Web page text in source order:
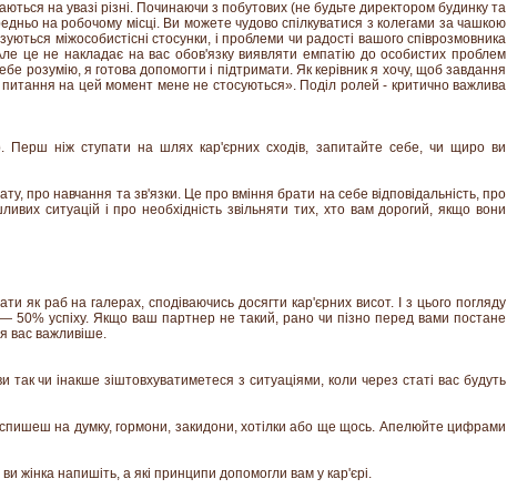
на увазі різні. Починаючи з побутових (не будьте директором будинку та
на робочому місці. Ви можете чудово спілкуватися з колегами за чашкою
міжособистісні стосунки, і проблеми чи радості вашого співрозмовника
це не накладає на вас обов'язку виявляти емпатію до особистих проблем
розумію, я готова допомогти і підтримати. Як керівник я хочу, щоб завдання
питання на цей момент мене не стосуються». Поділ ролей - критично важлива
Перш ніж ступати на шлях кар'єрних сходів, запитайте себе, чи щиро ви
про навчання та зв'язки. Це про вміння брати на себе відповідальність, про
ситуацій і про необхідність звільняти тих, хто вам дорогий, якщо вони
як раб на галерах, сподіваючись досягти кар'єрних висот. І з цього погляду
50% успіху. Якщо ваш партнер не такий, рано чи пізно перед вами постане
вас важливіше.
так чи інакше зіштовхуватиметеся з ситуаціями, коли через статі вас будуть
на думку, гормони, закидони, хотілки або ще щось. Апелюйте цифрами
жінка напишіть, а які принципи допомогли вам у кар'єрі.